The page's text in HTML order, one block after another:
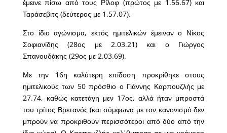
έμεινε πίσω από τους Ρίλοφ (πρώτος με 1.56.67) και
Ταράσεβιτς (δεύτερος με 1.57.07).
Στο ίδιο αγώνισμα, εκτός ημιτελικών έμειναν ο Νίκος
Σοφιανίδης (28ος με 2.03.21) και ο Γιώργος
Σπανουδάκης (29ος με 2.03.69).
Με την 16η καλύτερη επίδοση προκρίθηκε στους
ημιτελικούς των 50 πρόσθιο ο Γιάννης Καρπουζλής με
27.74, καθώς κατετάγη μεν 17ος, αλλά ήταν μπροστά
του τρίτος Βρετανός (και σύμφωνα με τον κανονισμό δεν
μπρούν να προκριθούν περισσότεροι από δύο από την